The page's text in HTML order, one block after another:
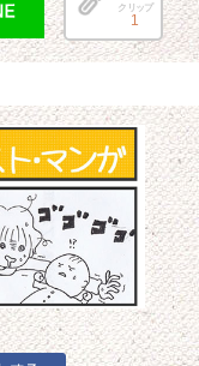
クリップ
1